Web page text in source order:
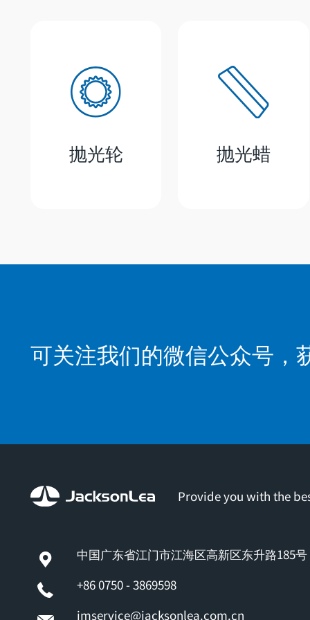
抛光轮 抛光蜡
可关注我们的微信公众号，
Provide you with the
中国广东省江门市江海区高新区东升路185号
+86 0750 - 3869598
jmservice@jacksonlea.com.cn